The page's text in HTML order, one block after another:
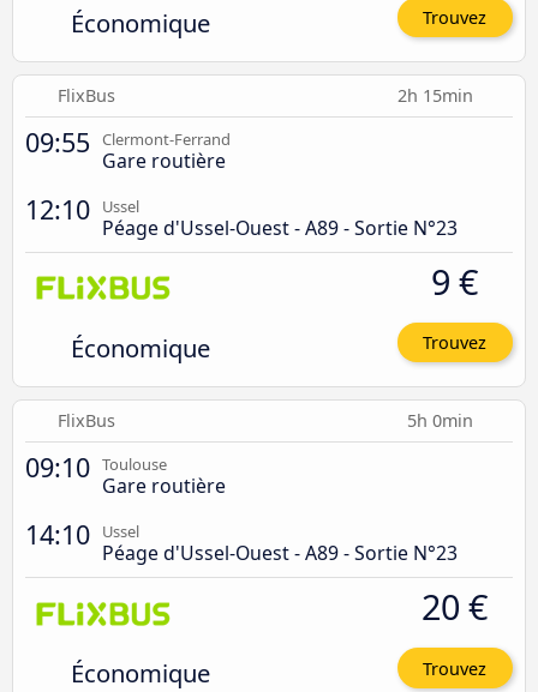
Économique Trouvez
FlixBus 2h 15min
09:55 Clermont-Ferrand
Gare routière
12:10 Ussel
Péage d'Ussel-Ouest - A89 - Sortie N°23
Économique
9 €
Trouvez
FlixBus 5h 0min
09:10 Toulouse
Gare routière
14:10 Ussel
Péage d'Ussel-Ouest - A89 - Sortie N°23
Économique
20 €
Trouvez